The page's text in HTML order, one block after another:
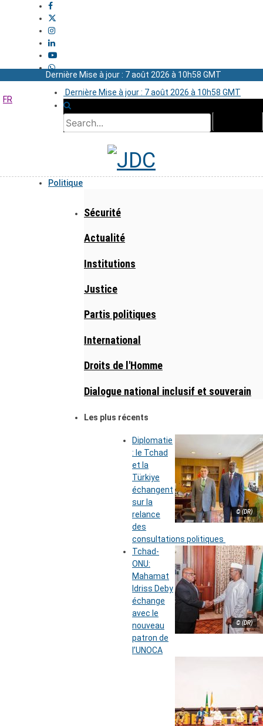
Dernière Mise à jour : 7 août 2026 à 10h58 GMT
Dernière Mise à jour : 7 août 2026 à 10h58 GMT
FR
Politique
Sécurité
Actualité
Institutions
Justice
Partis politiques
International
Droits de l'Homme
Dialogue national inclusif et souverain
Les plus récents
© (DR)
Diplomatie
: le Tchad
et la
Türkiye
échangent
sur la
relance
des
consultations politiques
© (DR)
Tchad-
ONU:
Mahamat
Idriss Deby
échange
avec le
nouveau
patron de
l’UNOCA